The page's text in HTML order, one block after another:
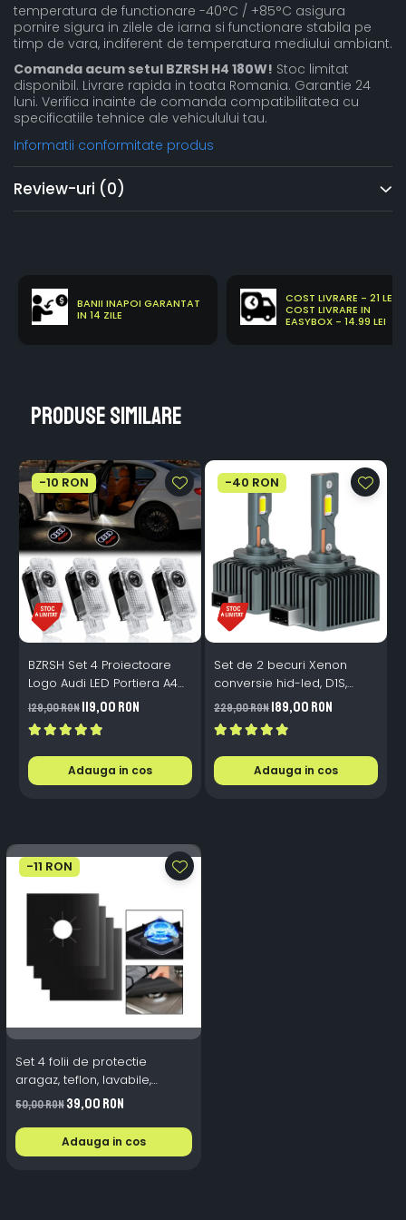
temperatura de functionare -40°C / +85°C asigura
pornire sigura in zilele de iarna si functionare stabila pe
timp de vara, indiferent de temperatura mediului ambiant.
Comanda acum setul BZRSH H4 180W! Stoc limitat
disponibil. Livrare rapida in toata Romania. Garantie 24
luni. Verifica inainte de comanda compatibilitatea cu
specificatiile tehnice ale vehiculului tau.
Informatii conformitate produs
Review-uri (0)
BANII INAPOI GARANTAT
IN 14 ZILE
COST LIVRARE - 21 LEI
COST LIVRARE IN
EASYBOX - 14.99 LEI
Produse similare
-10 RON
BZRSH Set 4 Proiectoare
Logo Audi LED Portiera A4
A5 A6 A7 A8 Q3 Q5 Q7 - 12V
5W Plug & Play
129,00 RON119,00 RON
Adauga in cos
-40 RON
Set de 2 becuri Xenon
conversie hid-led, D1S,
120W, 12.000lm, Canbus,
Miez Cupru, Radiator
Aluminiu, Premium, Alb
Rece
229,00 RON189,00 RON
Adauga in cos
-11 RON
Set 4 folii de protectie
aragaz, teflon, lavabile,
reutilizabile, Negru/Gri
50,00 RON39,00 RON
Adauga in cos